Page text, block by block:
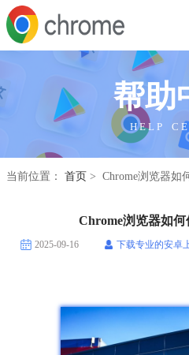
帮助
H E L P C E
当前位置： 首页 > Chrome浏览器如
Chrome浏览器如
2025-09-16 下载专业的安卓